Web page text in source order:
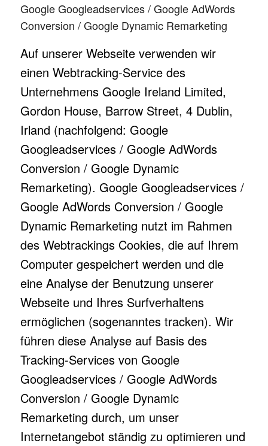
Google Googleadservices / Google AdWords
Conversion / Google Dynamic Remarketing
Auf unserer Webseite verwenden wir
einen Webtracking-Service des
Unternehmens Google Ireland Limited,
Gordon House, Barrow Street, 4 Dublin,
Irland (nachfolgend: Google
Googleadservices / Google AdWords
Conversion / Google Dynamic
Remarketing). Google Googleadservices /
Google AdWords Conversion / Google
Dynamic Remarketing nutzt im Rahmen
des Webtrackings Cookies, die auf Ihrem
Computer gespeichert werden und die
eine Analyse der Benutzung unserer
Webseite und Ihres Surfverhaltens
ermöglichen (sogenanntes tracken). Wir
führen diese Analyse auf Basis des
Tracking-Services von Google
Googleadservices / Google AdWords
Conversion / Google Dynamic
Remarketing durch, um unser
Internetangebot ständig zu optimieren und